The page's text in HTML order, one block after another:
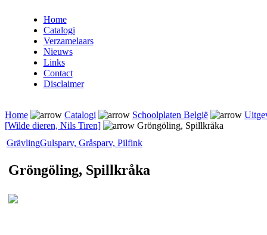
Home
Catalogi
Verzamelaars
Nieuws
Links
Contact
Disclaimer
Home Catalogi Schoolplaten België
[Wilde dieren, Nils Tiren]
Gröngöling, Spillkråka
GrävlingGulsparv, Gråsparv, Pilfink
Gröngöling, Spillkråka